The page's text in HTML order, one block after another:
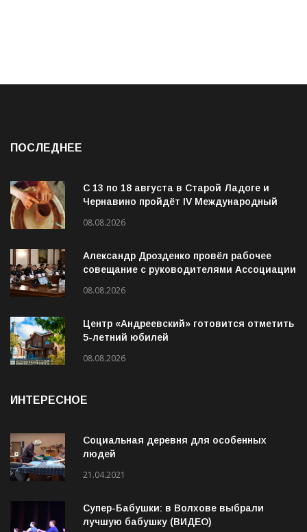
ПОСЛЕДНЕЕ
С 13 по 18 августа в Старой Ладоге и
Чернавино пройдёт IV Международный
08.08.2026
Александр Дрозденко провёл рабочее
совещание с руководителями Ассоциации
08.08.2026
Центр «Андреевский» готовится отметить
5-летний юбилей
08.08.2026
ИНТЕРЕСНОЕ
Социальная деревня для особенных
людей
21.04.2021
Супер-Бабушки: в Волхове выбрали
лучшую бабушку (ВИДЕО)